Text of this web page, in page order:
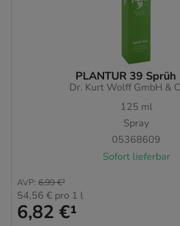
PLANTUR 39 Sprüh
Dr. Kurt Wolff GmbH &
125 ml
Spray
05368609
Sofort lieferbar
6,82 €¹
AVP: 6,99 €²
54,56 € pro 1 l